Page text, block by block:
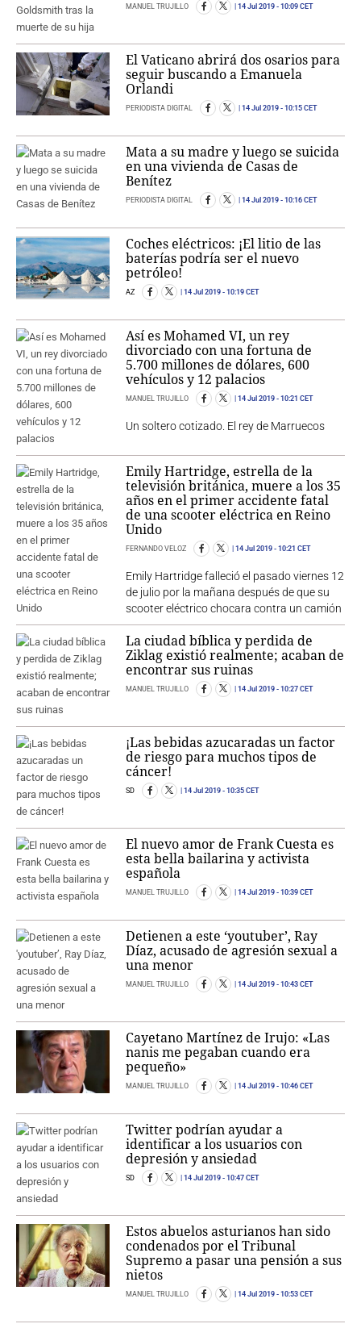
MANUEL TRUJILLO 14 Jul 2019 - 10:09 CET
El Vaticano abrirá dos osarios para
seguir buscando a Emanuela
Orlandi
PERIODISTA DIGITAL 14 Jul 2019 - 10:15 CET
Mata a su madre y luego se suicida
en una vivienda de Casas de
Benítez
PERIODISTA DIGITAL 14 Jul 2019 - 10:16 CET
Coches eléctricos: ¡El litio de las
baterías podría ser el nuevo
petróleo!
AZ 14 Jul 2019 - 10:19 CET
Así es Mohamed VI, un rey
divorciado con una fortuna de
5.700 millones de dólares, 600
vehículos y 12 palacios
MANUEL TRUJILLO 14 Jul 2019 - 10:21 CET
Un soltero cotizado. El rey de Marruecos
Emily Hartridge, estrella de la
televisión británica, muere a los 35
años en el primer accidente fatal
de una scooter eléctrica en Reino
Unido
FERNANDO VELOZ 14 Jul 2019 - 10:21 CET
Emily Hartridge falleció el pasado viernes 12
de julio por la mañana después de que su
scooter eléctrico chocara contra un camión
La ciudad bíblica y perdida de
Ziklag existió realmente; acaban de
encontrar sus ruinas
MANUEL TRUJILLO 14 Jul 2019 - 10:27 CET
¡Las bebidas azucaradas un factor
de riesgo para muchos tipos de
cáncer!
SD 14 Jul 2019 - 10:35 CET
El nuevo amor de Frank Cuesta es
esta bella bailarina y activista
española
MANUEL TRUJILLO 14 Jul 2019 - 10:39 CET
Detienen a este ‘youtuber’, Ray
Díaz, acusado de agresión sexual a
una menor
MANUEL TRUJILLO 14 Jul 2019 - 10:43 CET
Cayetano Martínez de Irujo: «Las
nanis me pegaban cuando era
pequeño»
MANUEL TRUJILLO 14 Jul 2019 - 10:46 CET
Twitter podrían ayudar a
identificar a los usuarios con
depresión y ansiedad
SD 14 Jul 2019 - 10:47 CET
Estos abuelos asturianos han sido
condenados por el Tribunal
Supremo a pasar una pensión a sus
nietos
MANUEL TRUJILLO 14 Jul 2019 - 10:53 CET